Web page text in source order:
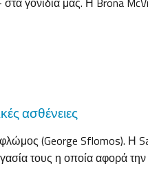
ασθένειες
(George Sflomos). Η
τους η οποία αφορά την